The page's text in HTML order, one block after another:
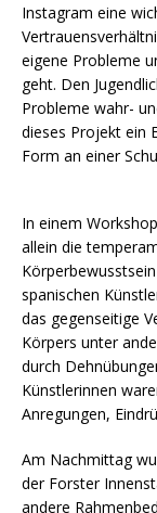
Instagram eine
eigene Probleme
geht. Den
Probleme wahr-
dieses Projekt ein
Form an einer
In einem
allein die
spanischen
das gegenseitige
Körpers unter
durch
Künstlerinnen
Anregungen,
Am Nachmittag
der Forster
andere